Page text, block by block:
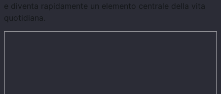
e diventa rapidamente un elemento centrale della vita
quotidiana.